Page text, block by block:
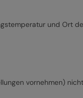
und Ort
vornehmen)